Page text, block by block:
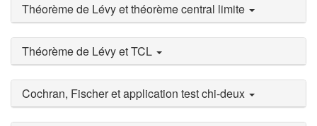
Théorème de Lévy et théorème central limite
Théorème de Lévy et TCL
Cochran, Fischer et application test chi-deux